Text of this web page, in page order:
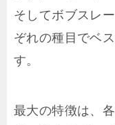
そしてボブスレ
ぞれの種目でベ
す。
最大の特徴は、